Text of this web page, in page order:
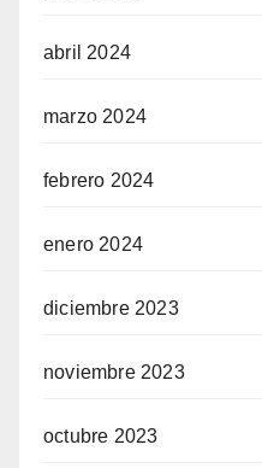
abril 2024
marzo 2024
febrero 2024
enero 2024
diciembre 2023
noviembre 2023
octubre 2023